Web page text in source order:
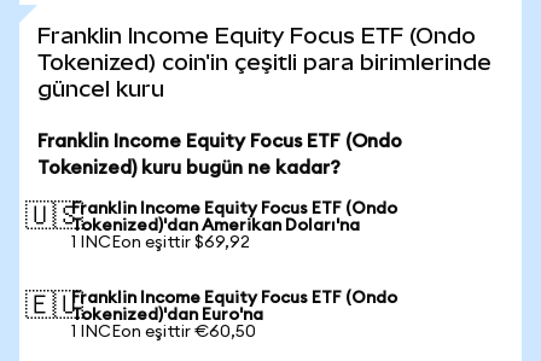
Franklin Income Equity Focus ETF (Ondo
Tokenized) coin'in çeşitli para birimlerinde
güncel kuru
Franklin Income Equity Focus ETF (Ondo
Tokenized) kuru bugün ne kadar?
🇺🇸Franklin Income Equity Focus ETF (Ondo
Tokenized)'dan Amerikan Doları'na
1 INCEon eşittir $69,92
🇪🇺Franklin Income Equity Focus ETF (Ondo
Tokenized)'dan Euro'na
1 INCEon eşittir €60,50